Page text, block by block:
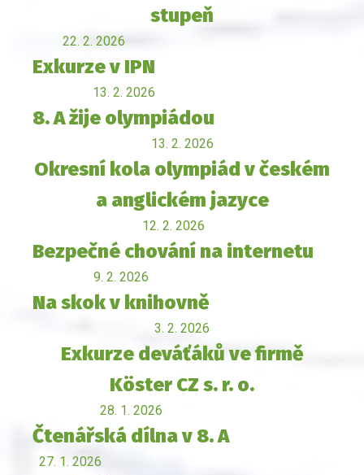
stupeň
22. 2. 2026
Exkurze v IPN
13. 2. 2026
8. A žije olympiádou
13. 2. 2026
Okresní kola olympiád v českém
a anglickém jazyce
12. 2. 2026
Bezpečné chování na internetu
9. 2. 2026
Na skok v knihovně
3. 2. 2026
Exkurze deváťáků ve firmě
Köster CZ s. r. o.
28. 1. 2026
Čtenářská dílna v 8. A
27. 1. 2026